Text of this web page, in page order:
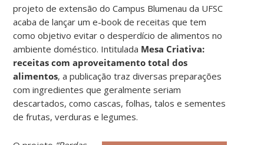
projeto de extensão do Campus Blumenau da UFSC
acaba de lançar um e-book de receitas que tem
como objetivo evitar o desperdício de alimentos no
ambiente doméstico. Intitulada Mesa Criativa:
receitas com aproveitamento total dos
alimentos, a publicação traz diversas preparações
com ingredientes que geralmente seriam
descartados, como cascas, folhas, talos e sementes
de frutas, verduras e legumes.